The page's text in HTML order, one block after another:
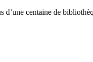
d’une centaine de